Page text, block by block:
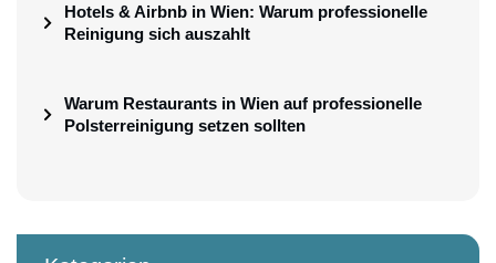
Hotels & Airbnb in Wien: Warum professionelle
Reinigung sich auszahlt
Warum Restaurants in Wien auf professionelle
Polsterreinigung setzen sollten